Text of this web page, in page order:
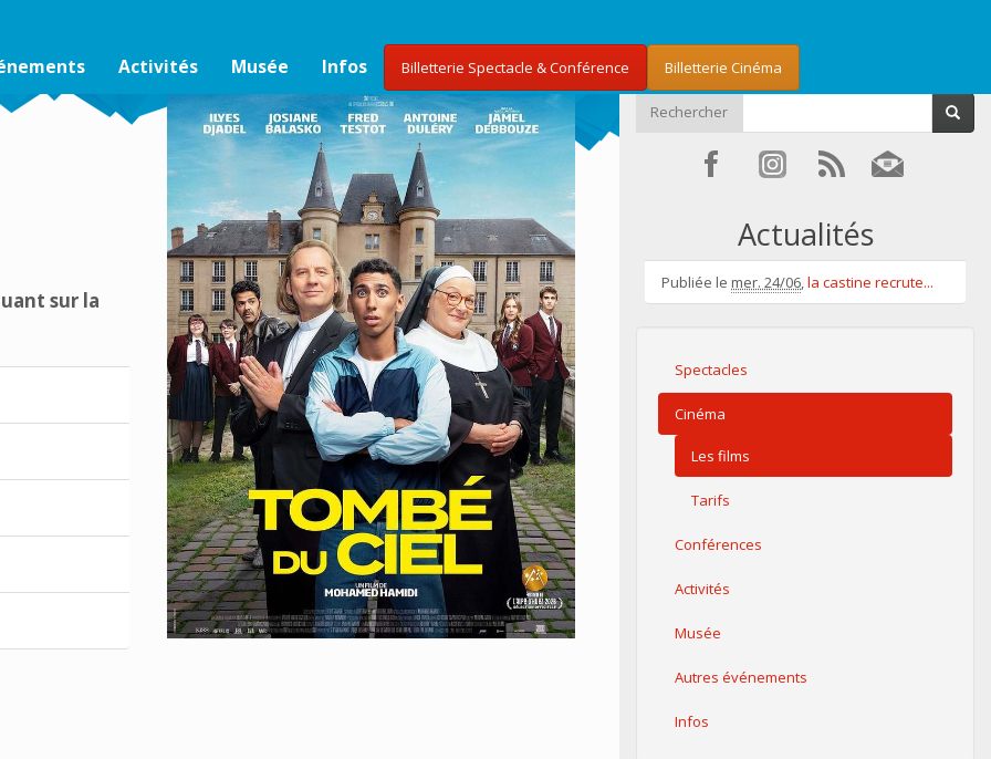
Activités Musée Infos Billetterie Spectacle & Conférence Billetterie Cinéma
sur la
Rechercher
Actualités
Publiée le mer. 24/06,la castine recrute...
Spectacles
Cinéma
Les films
Tarifs
Conférences
Activités
Musée
Autres événements
Infos